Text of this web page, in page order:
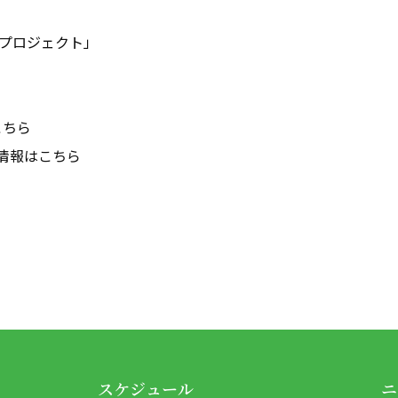
ジェクト」
ら
報はこちら
スケジュール